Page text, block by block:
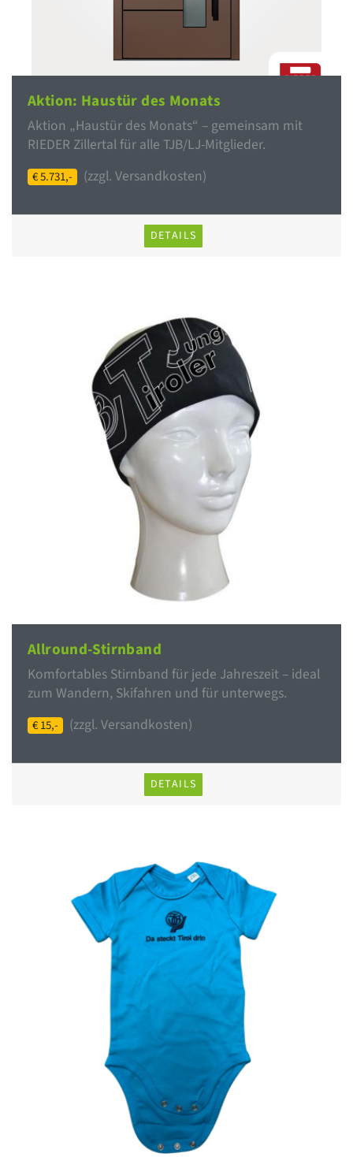
Aktion: Haustür des Monats
Aktion „Haustür des Monats“ – gemeinsam mit
RIEDER Zillertal für alle TJB/LJ-Mitglieder.
€ 5.731,- (zzgl. Versandkosten)
DETAILS
Allround-Stirnband
Komfortables Stirnband für jede Jahreszeit – ideal
zum Wandern, Skifahren und für unterwegs.
€ 15,- (zzgl. Versandkosten)
DETAILS